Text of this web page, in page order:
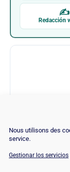
Nous utilisons des
service.
Gestionar los servicios
✍
Redacción